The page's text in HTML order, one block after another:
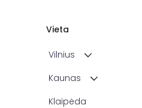
Vieta
Vilnius
Kaunas
Klaipėda